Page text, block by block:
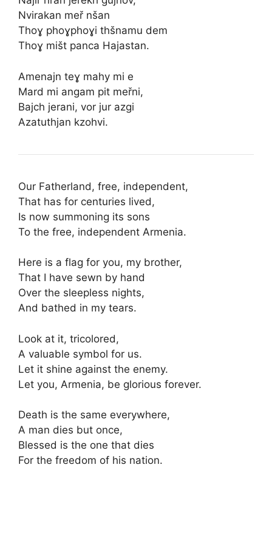
Nvirakan meř nšan
Thoɣ phoɣphoɣi thšnamu dem
Thoɣ mišt panca Hajastan.
Amenajn teɣ mahy mi e
Mard mi angam pit meřni,
Bajch jerani, vor jur azgi
Azatuthjan kzohvi.
Our Fatherland, free, independent,
That has for centuries lived,
Is now summoning its sons
To the free, independent Armenia.
Here is a flag for you, my brother,
That I have sewn by hand
Over the sleepless nights,
And bathed in my tears.
Look at it, tricolored,
A valuable symbol for us.
Let it shine against the enemy.
Let you, Armenia, be glorious forever.
Death is the same everywhere,
A man dies but once,
Blessed is the one that dies
For the freedom of his nation.